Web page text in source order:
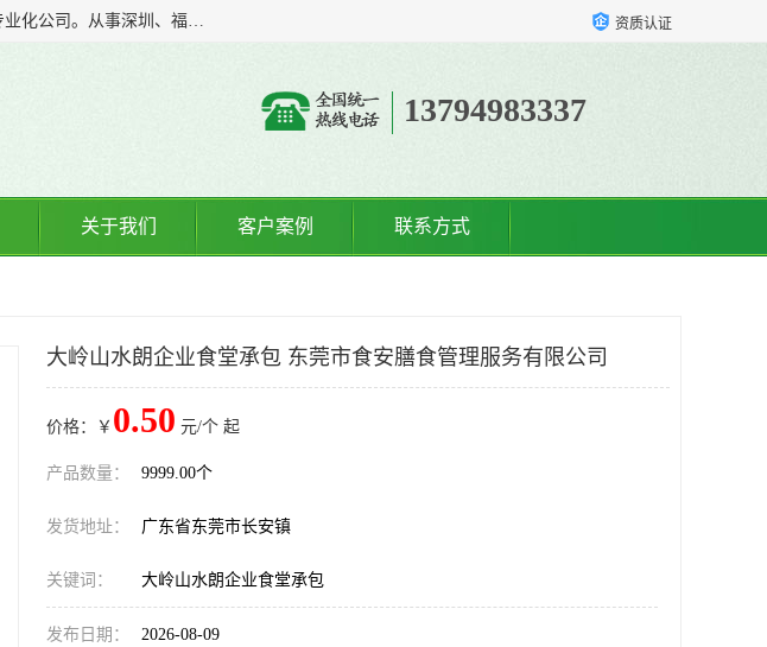
广东食安膳食管理服务有限公司是一家集干货粮油、肉禽蔬菜等食品加工、配送及食堂承包于一体的专业化公司。从事深圳、福永、公明、沙井、松岗等地区的蔬菜配送服务。 专业的服务队伍，以及完善的服务机制，经过多年的努力拼搏，赢得了广大客户的信赖和支持。 资质认证
13794983337
关于我们 客户案例 联系方式
大岭山水朗企业食堂承包 东莞市食安膳食管理服务有限公司
价格：￥ 0.50 元/个 起
产品数量： 9999.00个
发货地址： 广东省东莞市长安镇
关键词： 大岭山水朗企业食堂承包
发布日期： 2026-08-09